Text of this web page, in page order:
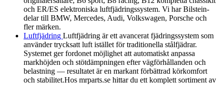
och ER/ES elektroniska luftfjädringssystem. Vi har Bilstein-
delar till BMW, Mercedes, Audi, Volkswagen, Porsche och
fler märken.
Luftfjädring Luftfjädring är ett avancerat fjädringssystem som
använder trycksatt luft istället för traditionella stålfjädrar.
Systemet ger fordonet möjlighet att automatiskt anpassa
markhöjden och stötdämpningen efter vägförhållanden och
belastning — resultatet är en markant förbättrad körkomfort
och stabilitet.Hos mrparts.se hittar du ett komplett sortiment av